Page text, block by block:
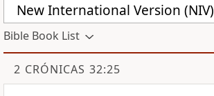
New International Version (NIV)
Bible Book List
2 CRÓNICAS 32:25